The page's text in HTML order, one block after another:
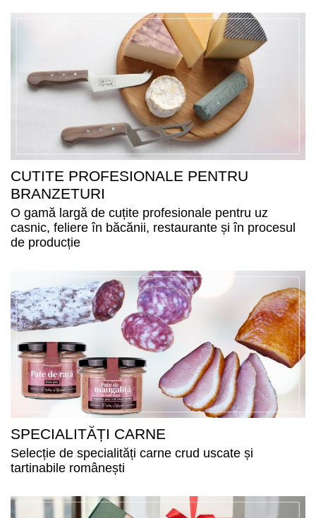
CUTITE PROFESIONALE PENTRU
BRANZETURI
O gamă largă de cuțite profesionale pentru uz
casnic, feliere în băcănii, restaurante și în procesul
de producție
SPECIALITĂȚI CARNE
Selecție de specialități carne crud uscate și
tartinabile românești